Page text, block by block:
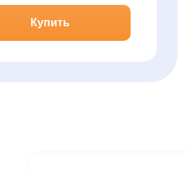
Купить